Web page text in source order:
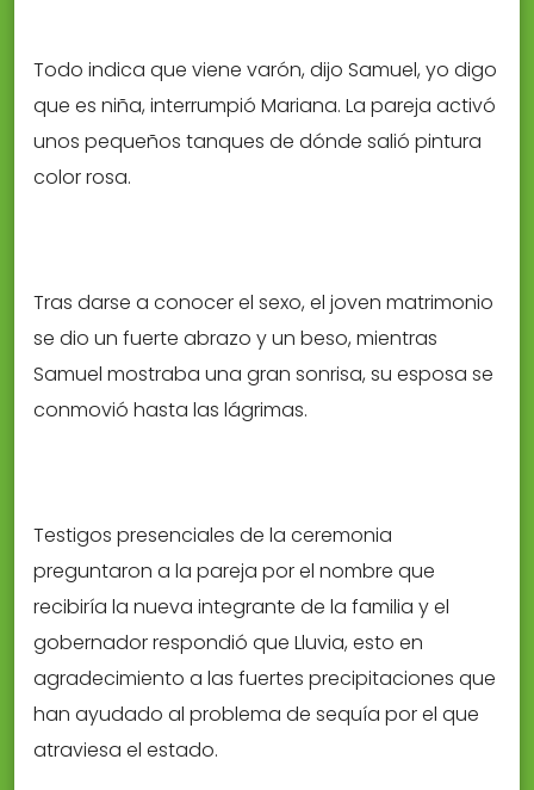
Todo indica que viene varón, dijo Samuel, yo digo
que es niña, interrumpió Mariana. La pareja activó
unos pequeños tanques de dónde salió pintura
color rosa.
Tras darse a conocer el sexo, el joven matrimonio
se dio un fuerte abrazo y un beso, mientras
Samuel mostraba una gran sonrisa, su esposa se
conmovió hasta las lágrimas.
Testigos presenciales de la ceremonia
preguntaron a la pareja por el nombre que
recibiría la nueva integrante de la familia y el
gobernador respondió que Lluvia, esto en
agradecimiento a las fuertes precipitaciones que
han ayudado al problema de sequía por el que
atraviesa el estado.